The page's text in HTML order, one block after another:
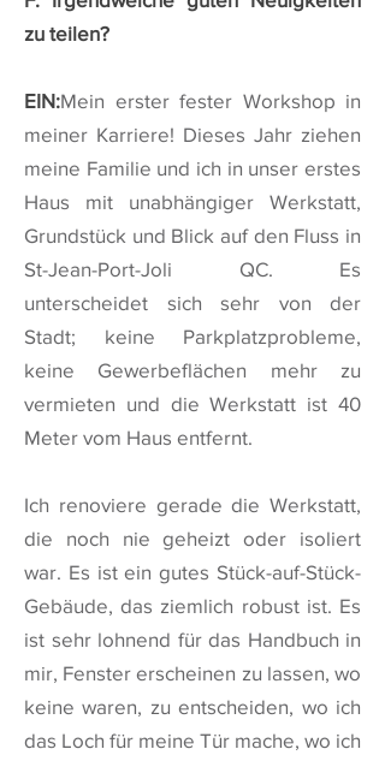
zu teilen?
EIN:Mein erster fester Workshop in
meiner Karriere! Dieses Jahr ziehen
meine Familie und ich in unser erstes
Haus mit unabhängiger Werkstatt,
Grundstück und Blick auf den Fluss in
St-Jean-Port-Joli QC. Es
unterscheidet sich sehr von der
Stadt; keine Parkplatzprobleme,
keine Gewerbeflächen mehr zu
vermieten und die Werkstatt ist 40
Meter vom Haus entfernt.
Ich renoviere gerade die Werkstatt,
die noch nie geheizt oder isoliert
war. Es ist ein gutes Stück-auf-Stück-
Gebäude, das ziemlich robust ist. Es
ist sehr lohnend für das Handbuch in
mir, Fenster erscheinen zu lassen, wo
keine waren, zu entscheiden, wo ich
das Loch für meine Tür mache, wo ich